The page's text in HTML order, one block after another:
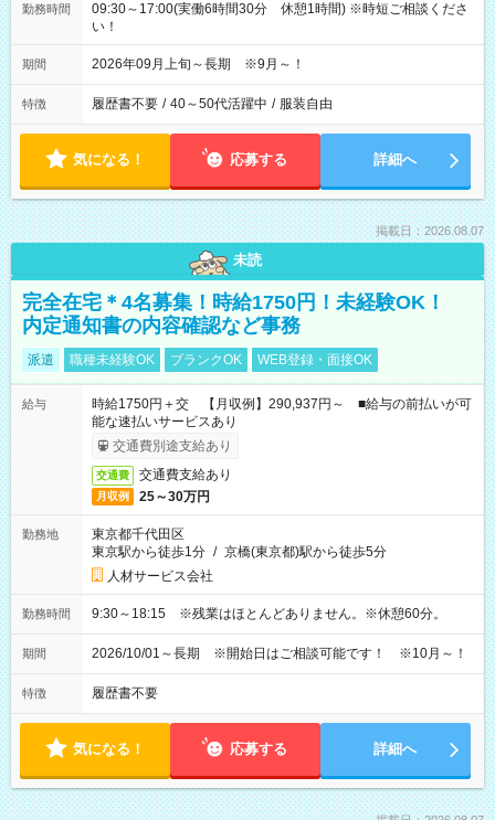
勤務時間
09:30～17:00(実働6時間30分 休憩1時間) ※時短ご相談くださ
い！
期間 2026年09月上旬～長期 ※9月～！
特徴 履歴書不要 / 40～50代活躍中 / 服装自由
気になる！ 応募する 詳細へ
掲載日：2026.08.07
未読
完全在宅＊4名募集！時給1750円！未経験OK！
内定通知書の内容確認など事務
派遣 職種未経験OK ブランクOK WEB登録・面接OK
給与
時給1750円＋交 【月収例】290,937円～ ■給与の前払いが可
能な速払いサービスあり
交通費別途支給あり
交通費 交通費支給あり
月収例 25～30万円
勤務地
東京都千代田区
東京駅から徒歩1分 / 京橋(東京都)駅から徒歩5分
人材サービス会社
勤務時間 9:30～18:15 ※残業はほとんどありません。※休憩60分。
期間 2026/10/01～長期 ※開始日はご相談可能です！ ※10月～！
特徴 履歴書不要
気になる！ 応募する 詳細へ